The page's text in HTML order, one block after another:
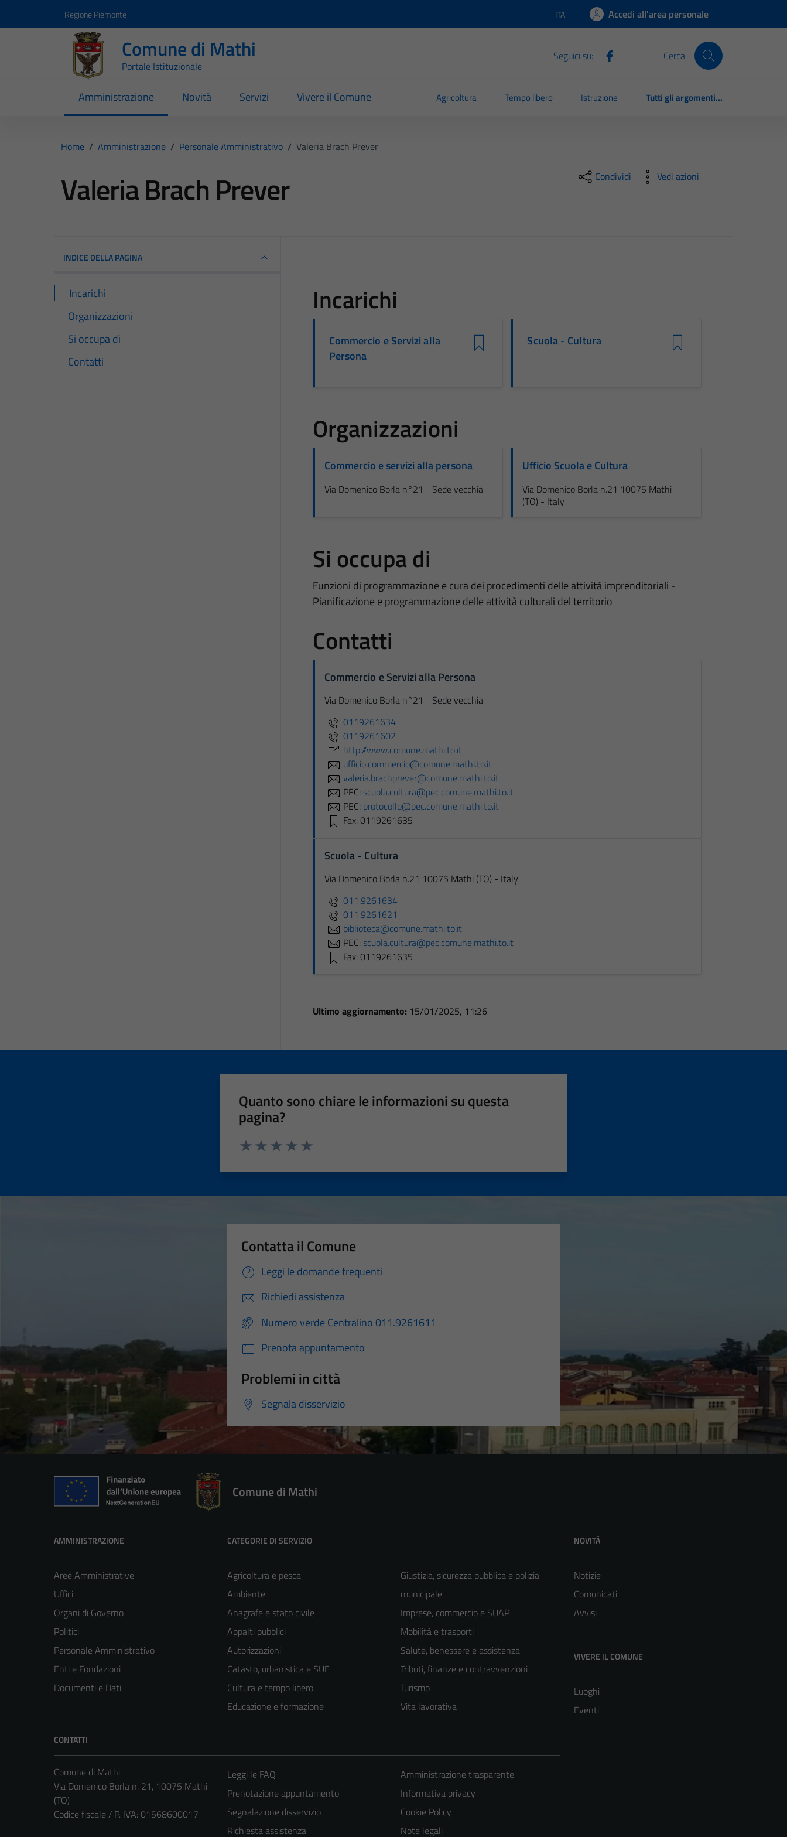
Regione Piemonte Lingua attiva:
ITA Accedi all'area personale
Comune di Mathi
Portale Istituzionale
Seguici su: Cerca
Amministrazione Novità Servizi Vivere il Comune Agricoltura Tempo libero Istruzione Tutti gli argomenti...
Home / Amministrazione / Personale Amministrativo / Valeria Brach Prever
Valeria Brach Prever Condividi Vedi azioni
INDICE DELLA PAGINA
Incarichi
Organizzazioni
Si occupa di
Contatti
Incarichi
Commercio e Servizi alla
Persona
Scuola - Cultura
Organizzazioni
Commercio e servizi alla persona
Via Domenico Borla n°21 - Sede vecchia
Ufficio Scuola e Cultura
Via Domenico Borla n.21 10075 Mathi
(TO) - Italy
Si occupa di
Funzioni di programmazione e cura dei procedimenti delle attività imprenditoriali -
Pianificazione e programmazione delle attività culturali del territorio
Contatti
Commercio e Servizi alla Persona
Via Domenico Borla n°21 - Sede vecchia
0119261634
0119261602
http://www.comune.mathi.to.it
ufficio.commercio@comune.mathi.to.it
valeria.brachprever@comune.mathi.to.it
PEC: scuola.cultura@pec.comune.mathi.to.it
PEC: protocollo@pec.comune.mathi.to.it
Fax: 0119261635
Scuola - Cultura
Via Domenico Borla n.21 10075 Mathi (TO) - Italy
011.9261634
011.9261621
biblioteca@comune.mathi.to.it
PEC: scuola.cultura@pec.comune.mathi.to.it
Fax: 0119261635
Ultimo aggiornamento: 15/01/2025, 11:26
Quanto sono chiare le informazioni su questa
pagina?
Contatta il Comune
Leggi le domande frequenti
Richiedi assistenza
Numero verde Centralino 011.9261611
Prenota appuntamento
Problemi in città
Segnala disservizio
Comune di Mathi
AMMINISTRAZIONE
Aree Amministrative
Uffici
Organi di Governo
Politici
Personale Amministrativo
Enti e Fondazioni
Documenti e Dati
CATEGORIE DI SERVIZIO
Agricoltura e pesca
Ambiente
Anagrafe e stato civile
Appalti pubblici
Autorizzazioni
Catasto, urbanistica e SUE
Cultura e tempo libero
Educazione e formazione
Giustizia, sicurezza pubblica e polizia
municipale
Imprese, commercio e SUAP
Mobilità e trasporti
Salute, benessere e assistenza
Tributi, finanze e contravvenzioni
Turismo
Vita lavorativa
NOVITÀ
Notizie
Comunicati
Avvisi
VIVERE IL COMUNE
Luoghi
Eventi
CONTATTI
Comune di Mathi
Via Domenico Borla n. 21, 10075 Mathi
(TO)
Codice fiscale / P. IVA: 01568600017
Leggi le FAQ
Prenotazione appuntamento
Segnalazione disservizio
Richiesta assistenza
Amministrazione trasparente
Informativa privacy
Cookie Policy
Note legali